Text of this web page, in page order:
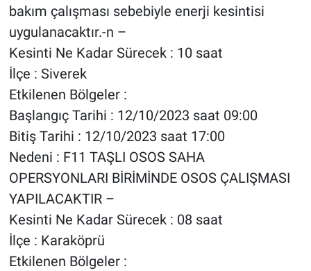
bakım çalışması sebebiyle enerji kesintisi
uygulanacaktır.-n –
Kesinti Ne Kadar Sürecek : 10 saat
İlçe : Siverek
Etkilenen Bölgeler :
Başlangıç Tarihi : 12/10/2023 saat 09:00
Bitiş Tarihi : 12/10/2023 saat 17:00
Nedeni : F11 TAŞLI OSOS SAHA
OPERSYONLARI BİRİMİNDE OSOS ÇALIŞMASI
YAPILACAKTIR –
Kesinti Ne Kadar Sürecek : 08 saat
İlçe : Karaköprü
Etkilenen Bölgeler :